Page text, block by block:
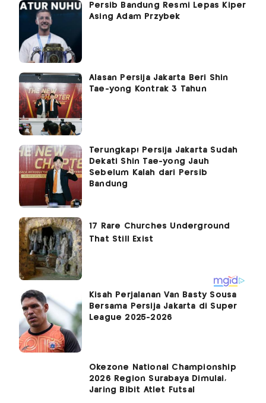
Persib Bandung Resmi Lepas Kiper
Asing Adam Przybek
Alasan Persija Jakarta Beri Shin
Tae-yong Kontrak 3 Tahun
Terungkap! Persija Jakarta Sudah
Dekati Shin Tae-yong Jauh
Sebelum Kalah dari Persib
Bandung
Kisah Perjalanan Van Basty Sousa
Bersama Persija Jakarta di Super
League 2025-2026
Okezone National Championship
2026 Region Surabaya Dimulai,
Jaring Bibit Atlet Futsal